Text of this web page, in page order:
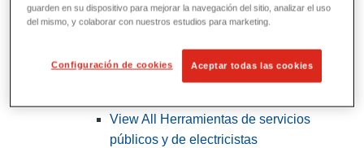
Herramientas de servicios públicos y de
View All Herramientas de servicios
públicos y de electricistas
guarden en su dispositivo para mejorar la navegación del sitio, analizar el uso
del mismo, y colaborar con nuestros estudios para marketing.
Configuración de cookies Aceptar todas las cookies